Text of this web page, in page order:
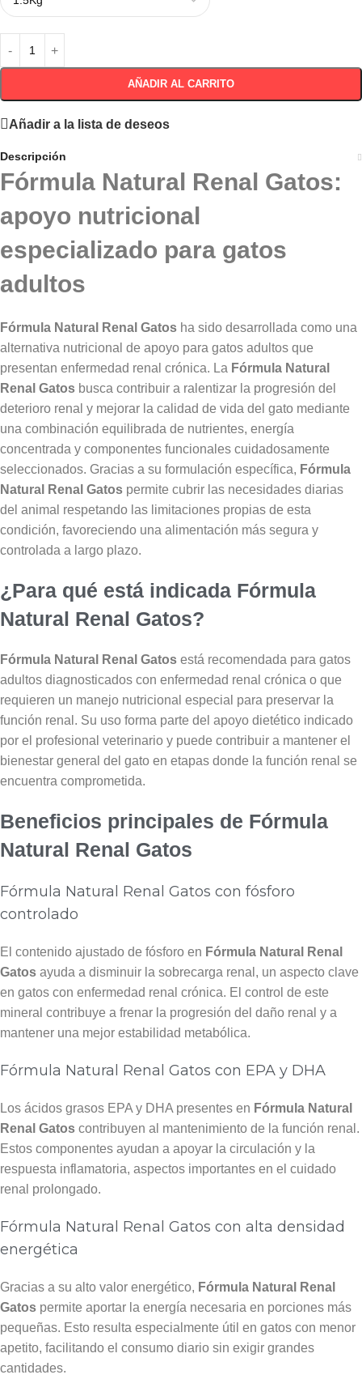
AÑADIR AL CARRITO
Añadir a la lista de deseos
Descripción
Fórmula Natural Renal Gatos:
apoyo nutricional
especializado para gatos
adultos
Fórmula Natural Renal Gatos ha sido desarrollada como una
alternativa nutricional de apoyo para gatos adultos que
presentan enfermedad renal crónica. La Fórmula Natural
Renal Gatos busca contribuir a ralentizar la progresión del
deterioro renal y mejorar la calidad de vida del gato mediante
una combinación equilibrada de nutrientes, energía
concentrada y componentes funcionales cuidadosamente
seleccionados. Gracias a su formulación específica, Fórmula
Natural Renal Gatos permite cubrir las necesidades diarias
del animal respetando las limitaciones propias de esta
condición, favoreciendo una alimentación más segura y
controlada a largo plazo.
¿Para qué está indicada Fórmula
Natural Renal Gatos?
Fórmula Natural Renal Gatos está recomendada para gatos
adultos diagnosticados con enfermedad renal crónica o que
requieren un manejo nutricional especial para preservar la
función renal. Su uso forma parte del apoyo dietético indicado
por el profesional veterinario y puede contribuir a mantener el
bienestar general del gato en etapas donde la función renal se
encuentra comprometida.
Beneficios principales de Fórmula
Natural Renal Gatos
Fórmula Natural Renal Gatos con fósforo
controlado
El contenido ajustado de fósforo en Fórmula Natural Renal
Gatos ayuda a disminuir la sobrecarga renal, un aspecto clave
en gatos con enfermedad renal crónica. El control de este
mineral contribuye a frenar la progresión del daño renal y a
mantener una mejor estabilidad metabólica.
Fórmula Natural Renal Gatos con EPA y DHA
Los ácidos grasos EPA y DHA presentes en Fórmula Natural
Renal Gatos contribuyen al mantenimiento de la función renal.
Estos componentes ayudan a apoyar la circulación y la
respuesta inflamatoria, aspectos importantes en el cuidado
renal prolongado.
Fórmula Natural Renal Gatos con alta densidad
energética
Gracias a su alto valor energético, Fórmula Natural Renal
Gatos permite aportar la energía necesaria en porciones más
pequeñas. Esto resulta especialmente útil en gatos con menor
apetito, facilitando el consumo diario sin exigir grandes
cantidades.